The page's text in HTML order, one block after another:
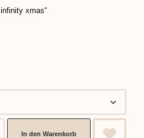
xmas“
In den Warenkorb